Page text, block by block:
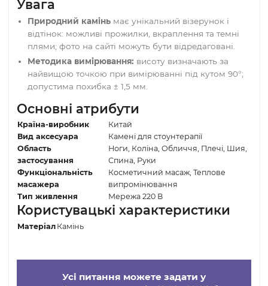
Зони опрацювання
Під час процедури опрацьовують обличчя,
плечі, спину, живіт, руки та ноги.
Протипоказання
гостра стадія хронічних захворювань;
загострення бронхіальної астми;
гострі інфекційні стани.
Увага
Природний каміньмає унікальний візерунок і
відтінок: можливі прожилки, вкраплення та темні
плями; фото на сайті можуть бути відредаговані.
Методика вимірювання:висоту визначають за
найвищою точкою при вимірюванні під кутом
Основні атрибути
Країна-виробник Китай